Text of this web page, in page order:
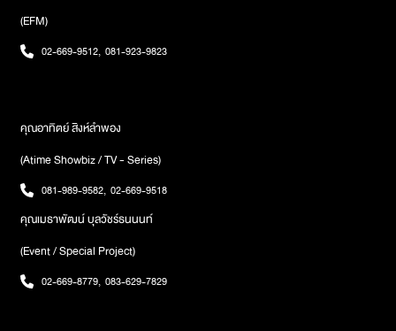
(EFM)
02-669-9512, 081-923-9823
คุณอาทิตย์ สิงห์ลำพอง
(Atime Showbiz / TV - Series)
081-989-9582, 02-669-9518
คุณเมธาพัฒน์ บุลวัชร์ธนนนท์
(Event / Special Project)
02-669-8779, 083-629-7829